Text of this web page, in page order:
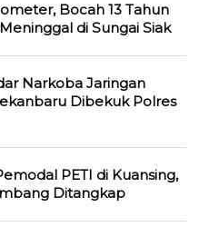
Bocah 13 Tahun
di Sungai Siak
Narkoba Jaringan
Dibekuk Polres
PETI di Kuansing,
Ditangkap